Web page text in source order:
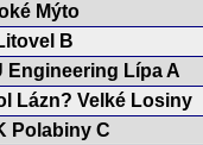
Mýto
B
Engineering Lípa A
Lázn? Velké Losiny
Polabiny C